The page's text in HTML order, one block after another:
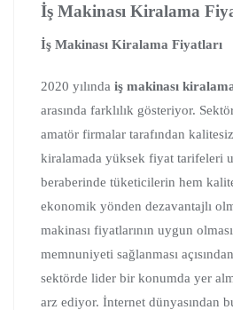
İş Makinası Kiralama
İş Makinası Kiralama Fiyatları
2020 yılında iş makinası
arasında farklılık gösteriyor.
amatör firmalar tarafından
kiralamada yüksek fiyat tarifeleri
beraberinde tüketicilerin hem
ekonomik yönden dezavantajlı
makinası fiyatlarının uygun
memnuniyeti sağlanması
sektörde lider bir konumda yer
arz ediyor. İnternet dünyasından